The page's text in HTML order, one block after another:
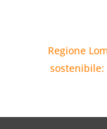
Regione
sostenibile: